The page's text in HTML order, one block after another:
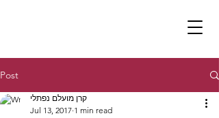
Post
קרן מועלם נפתלי
Jul 13, 2017 1 min read